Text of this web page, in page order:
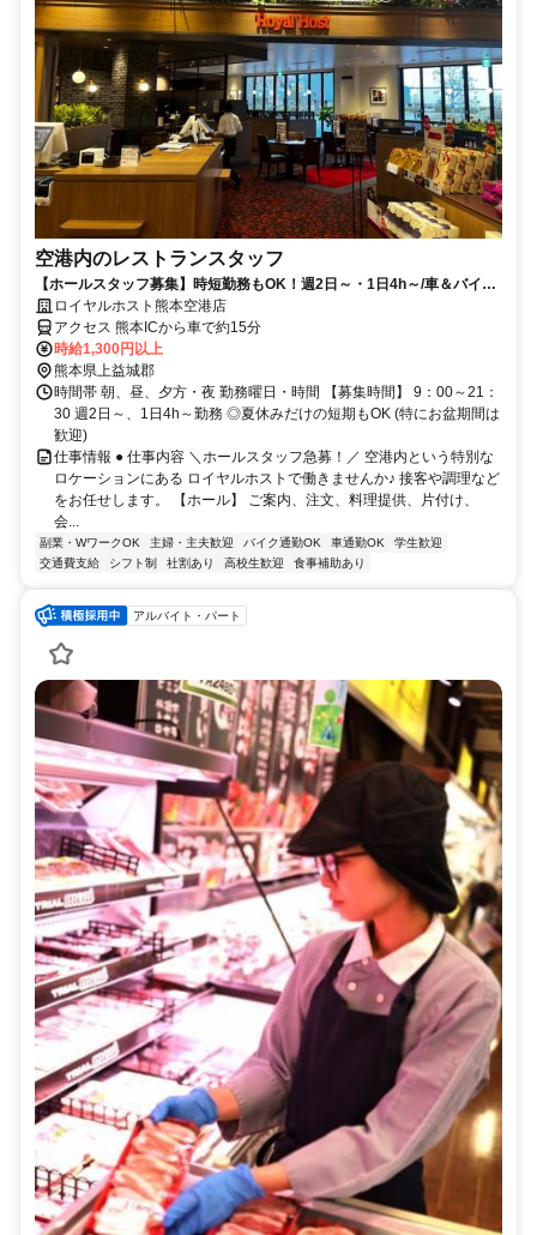
空港内のレストランスタッフ
【ホールスタッフ募集】時短勤務もOK！週2日～・1日4h～/車＆バイク
＆自転車通勤可
ロイヤルホスト熊本空港店
アクセス 熊本ICから車で約15分
時給1,300円以上
熊本県上益城郡
時間帯 朝、昼、夕方・夜 勤務曜日・時間 【募集時間】 9：00～21：
30 週2日～、1日4h～勤務 ◎夏休みだけの短期もOK (特にお盆期間は
歓迎)
仕事情報 ● 仕事内容 ＼ホールスタッフ急募！／ 空港内という特別な
ロケーションにある ロイヤルホストで働きませんか♪ 接客や調理など
をお任せします。 【ホール】 ご案内、注文、料理提供、片付け、
会...
副業・WワークOK 主婦・主夫歓迎 バイク通勤OK 車通勤OK
学生歓迎
交通費支給
シフト制 社割あり 高校生歓迎 食事補助あり
アルバイト・パート